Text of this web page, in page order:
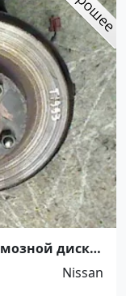
диск
P12 б/уNissan